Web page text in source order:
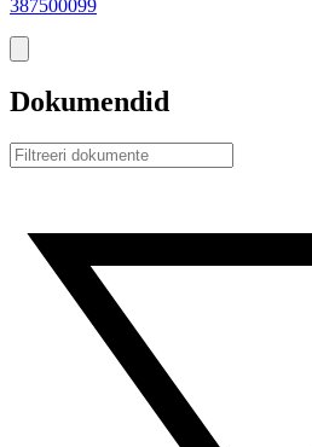
387500099
Dokumendid